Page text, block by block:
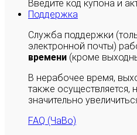
Введите код купона и
Поддержка
Служба поддержки
электронной почты)
времени (кроме
В нерабочее время,
также осуществляется,
значительно
FAQ (ЧаВо)